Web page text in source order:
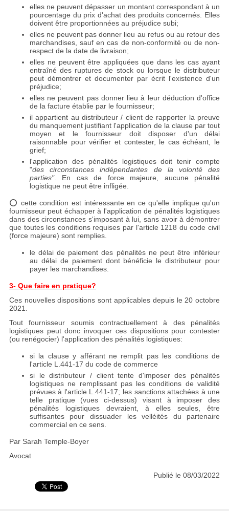
elles ne peuvent dépasser un montant correspondant à un
pourcentage du prix d'achat des produits concernés. Elles
doivent être proportionnées au préjudice subi;
elles ne peuvent pas donner lieu au refus ou au retour des
marchandises, sauf en cas de non-conformité ou de non-
respect de la date de livraison;
elles ne peuvent être appliquées que dans les cas ayant
entraîné des ruptures de stock ou lorsque le distributeur
peut démontrer et documenter par écrit l'existence d'un
préjudice;
elles ne peuvent pas donner lieu à leur déduction d'office
de la facture établie par le fournisseur;
il appartient au distributeur / client de rapporter la preuve
du manquement justifiant l'application de la clause par tout
moyen et le fournisseur doit disposer d'un délai
raisonnable pour vérifier et contester, le cas échéant, le
grief;
l'application des pénalités logistiques doit tenir compte
"des circonstances indépendantes de la volonté des
parties". En cas de force majeure, aucune pénalité
logistique ne peut être infligée.
⭕️ cette condition est intéressante en ce qu'elle implique qu'un
fournisseur peut échapper à l'application de pénalités logistiques
dans des circonstances s'imposant à lui, sans avoir à démontrer
que toutes les conditions requises par l'article 1218 du code civil
(force majeure) sont remplies.
le délai de paiement des pénalités ne peut être inférieur
au délai de paiement dont bénéficie le distributeur pour
payer les marchandises.
3- Que faire en pratique?
Ces nouvelles dispositions sont applicables depuis le 20 octobre
2021.
Tout fournisseur soumis contractuellement à des pénalités
logistiques peut donc invoquer ces dispositions pour contester
(ou renégocier) l'application des pénalités logistiques:
si la clause y afférant ne remplit pas les conditions de
l'article L.441-17 du code de commerce
si le distributeur / client tente d'imposer des pénalités
logistiques ne remplissant pas les conditions de validité
prévues à l'article L.441-17; les sanctions attachées à une
telle pratique (vues ci-dessus) visant à imposer des
pénalités logistiques devraient, à elles seules, être
suffisantes pour dissuader les velléités du partenaire
commercial en ce sens.
Par Sarah Temple-Boyer
Avocat
Publié le 08/03/2022